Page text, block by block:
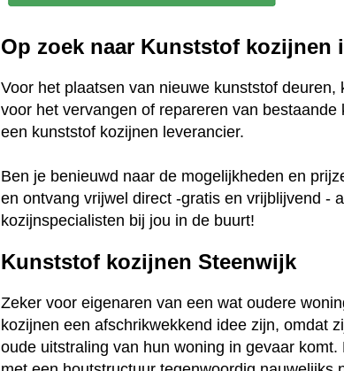
Op zoek naar Kunststof kozijnen
Voor het plaatsen van nieuwe kunststof
voor het vervangen of repareren van
een kunststof kozijnen leverancier.
Ben je benieuwd naar de mogelijkheden en
en ontvang vrijwel direct -gratis en vrijblijvend -
kozijnspecialisten bij jou in de buurt!
Kunststof kozijnen Steenwijk
Zeker voor eigenaren van een wat oudere
kozijnen een afschrikwekkend idee zijn, omdat
oude uitstraling van hun woning in gevaar